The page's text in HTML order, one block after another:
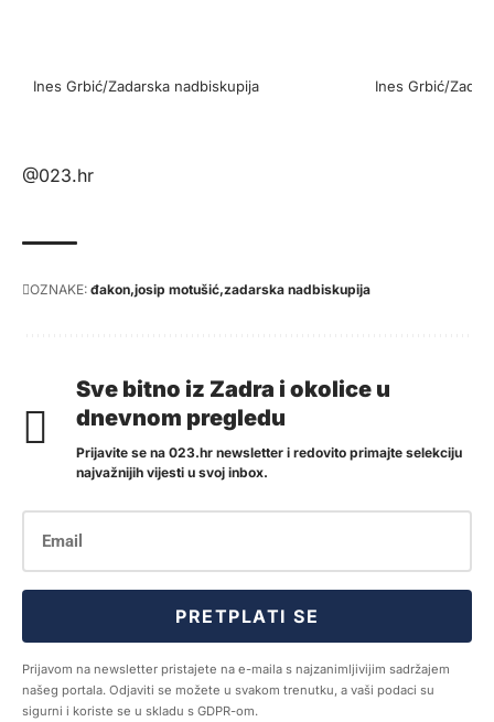
Ines Grbić/Zadarska nadbiskupija Ines Grbić/
@023.hr
OZNAKE: đakon josip motušić zadarska nadbiskupija
Sve bitno iz Zadra i okolice u
dnevnom pregledu
Prijavite se na 023.hr newsletter i redovito primajte selekciju
najvažnijih vijesti u svoj inbox.
PRETPLATI SE
Prijavom na newsletter pristajete na e-maila s najzanimljivijim sadržajem
našeg portala. Odjaviti se možete u svakom trenutku, a vaši podaci su
sigurni i koriste se u skladu s GDPR-om.